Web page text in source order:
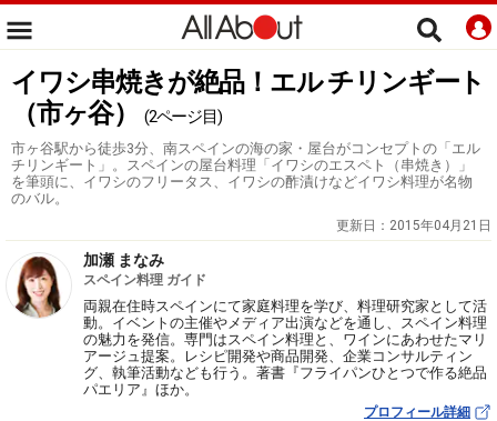
イワシ串焼きが絶品！エル チリンギート
（市ヶ谷）
(2ページ目)
市ヶ谷駅から徒歩3分、南スペインの海の家・屋台がコンセプトの「エル
チリンギート」。スペインの屋台料理「イワシのエスペト（串焼き）」
を筆頭に、イワシのフリータス、イワシの酢漬けなどイワシ料理が名物
のバル。
更新日： 2015年04月21日
加瀬 まなみ
スペイン料理 ガイド
両親在住時スペインにて家庭料理を学び、料理研究家として活
動。イベントの主催やメディア出演などを通し、スペイン料理
の魅力を発信。専門はスペイン料理と、ワインにあわせたマリ
アージュ提案。レシピ開発や商品開発、企業コンサルティン
グ、執筆活動なども行う。著書『フライパンひとつで作る絶品
パエリア』ほか。
プロフィール詳細